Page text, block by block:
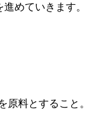
めていきます。
原料とすること。